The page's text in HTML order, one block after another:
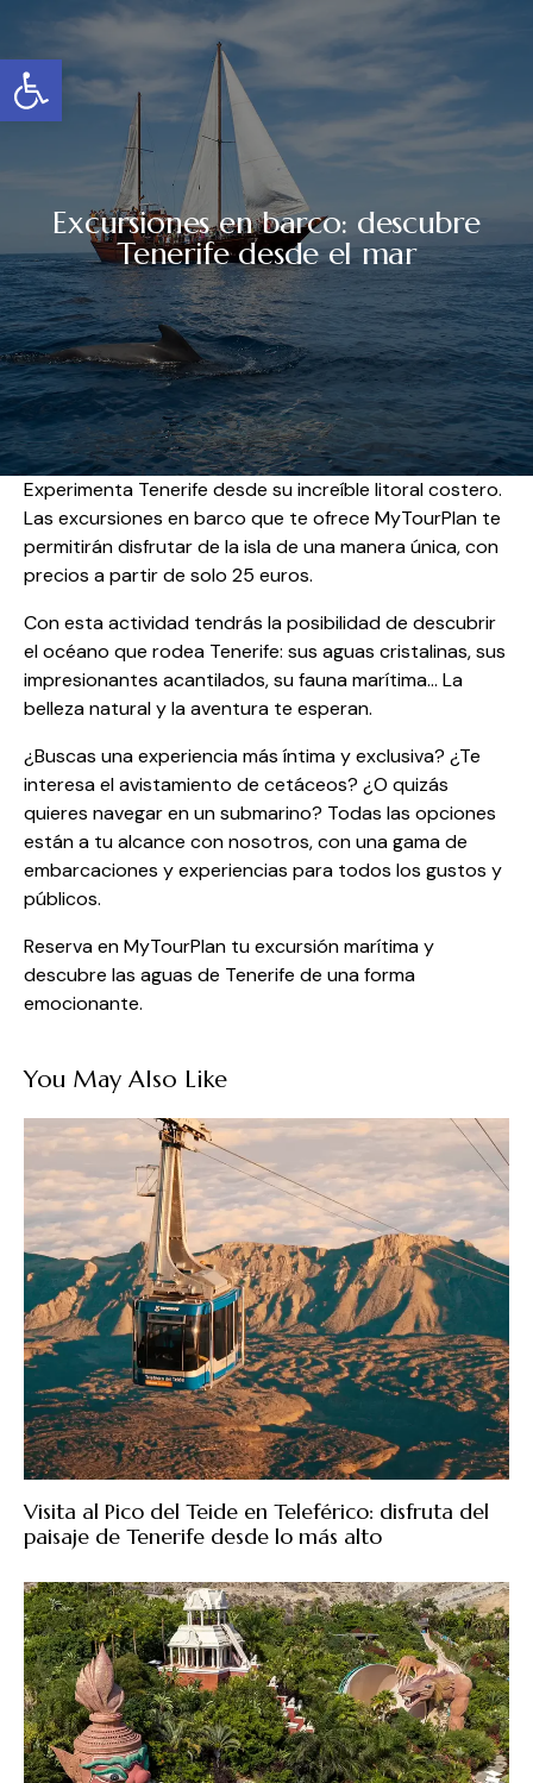
Abrir barra de herramientas
Excursiones en barco: descubre
Tenerife desde el mar
Experimenta Tenerife desde su increíble litoral costero.
Las excursiones en barco que te ofrece MyTourPlan te
permitirán disfrutar de la isla de una manera única, con
precios a partir de solo 25 euros.
Con esta actividad tendrás la posibilidad de descubrir
el océano que rodea Tenerife: sus aguas cristalinas, sus
impresionantes acantilados, su fauna marítima… La
belleza natural y la aventura te esperan.
¿Buscas una experiencia más íntima y exclusiva? ¿Te
interesa el avistamiento de cetáceos? ¿O quizás
quieres navegar en un submarino? Todas las opciones
están a tu alcance con nosotros, con una gama de
embarcaciones y experiencias para todos los gustos y
públicos.
Reserva en MyTourPlan tu excursión marítima y
descubre las aguas de Tenerife de una forma
emocionante.
You May Also Like
Visita al Pico del Teide en Teleférico: disfruta del
paisaje de Tenerife desde lo más alto